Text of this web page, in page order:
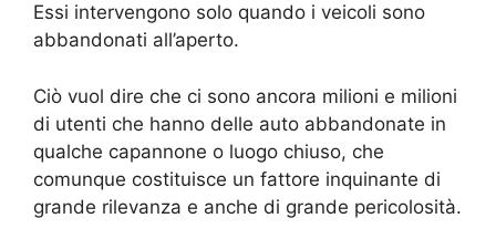
Essi intervengono solo quando i veicoli sono
abbandonati all’aperto.
Ciò vuol dire che ci sono ancora milioni e milioni
di utenti che hanno delle auto abbandonate in
qualche capannone o luogo chiuso, che
comunque costituisce un fattore inquinante di
grande rilevanza e anche di grande pericolosità.